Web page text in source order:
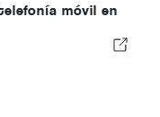
móvil en